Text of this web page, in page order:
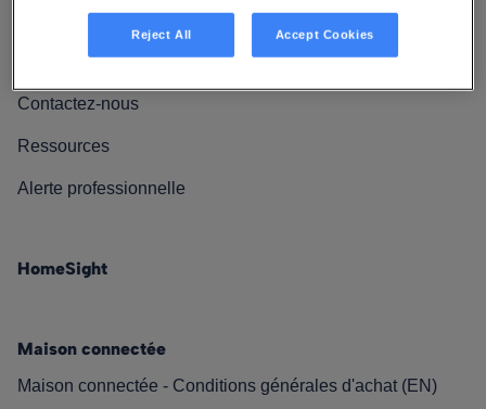
Nos engagements
Contactez-nous
Ressources
Alerte professionnelle
HomeSight
Maison connectée
Maison connectée - Conditions générales d'achat (EN)
Reject All Accept Cookies